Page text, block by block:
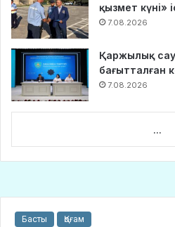
қызмет күні»
7.08.2026
Қаржылық
бағытталған
7.08.2026
...